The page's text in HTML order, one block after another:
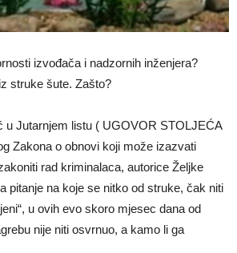
izvođača i nadzornih inženjera?
struke šute. Zašto?
u Jutarnjem listu ( UGOVOR STOLJEĆA
Zakona o obnovi koji može izazvati
rad kriminalaca, autorice Željke
pitanje na koje se nitko od struke, čak niti
u ovih evo skoro mjesec dana od
nije niti osvrnuo, a kamo li ga